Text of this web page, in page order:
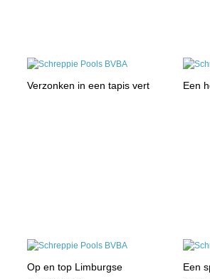
Verzonken in een tapis vert Een
Op en top Limburgse
Een